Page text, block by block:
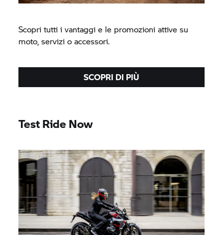
Scopri tutti i vantaggi e le promozioni attive su
moto, servizi o accessori.
SCOPRI DI PIÙ
Test Ride Now